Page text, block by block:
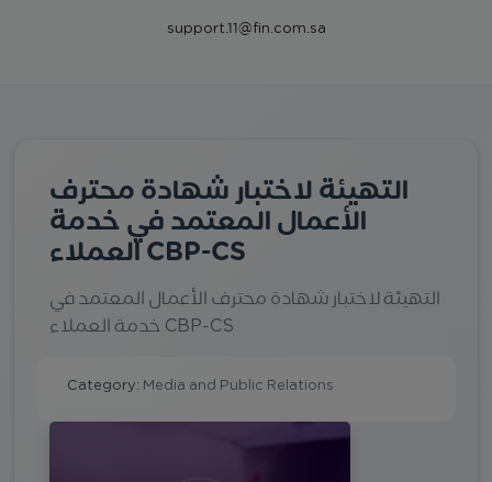
support.11@fin.com.sa
التهيئة لاختبار شهادة محترف
الأعمال المعتمد في خدمة
العملاء CBP-CS
التهيئة لاختبار شهادة محترف الأعمال المعتمد في
خدمة العملاء CBP-CS
Category: Media and Public Relations